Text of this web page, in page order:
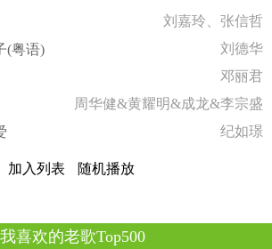
刘嘉玲、张信哲
(粤语)
刘德华
邓丽君
周华健&黄耀明&成龙&李宗盛
纪如璟
加入列表 随机播放
我喜欢的老歌Top500